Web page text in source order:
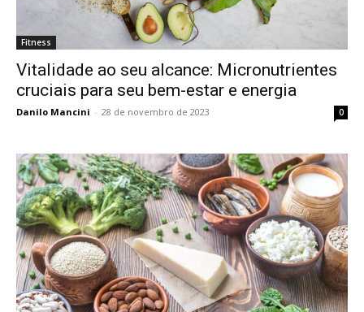
Fitness
Vitalidade ao seu alcance: Micronutrientes
cruciais para seu bem-estar e energia
Danilo Mancini - 28 de novembro de 2023 0